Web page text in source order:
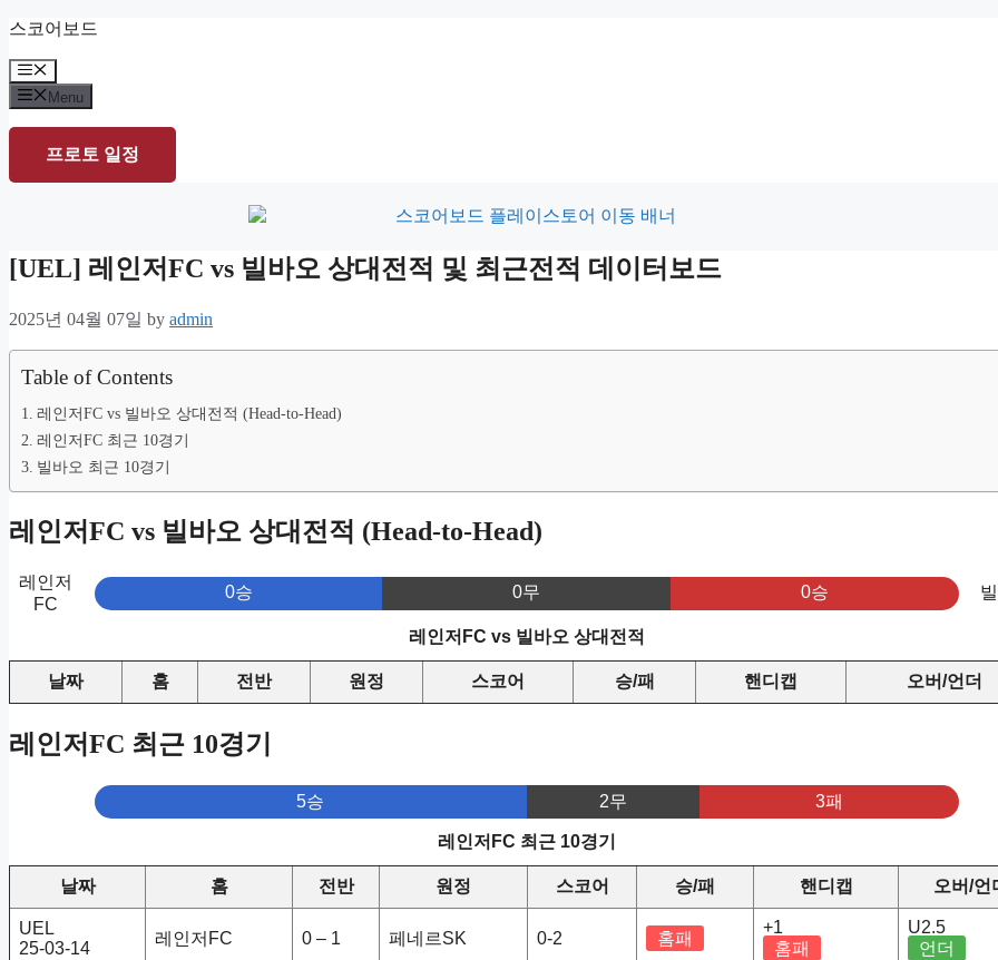
Skip
content
스코어보드
Menu
Menu
프로토 일정
[UEL] 레인저FC vs 빌바오 상대전적 및 최근전적 데이터보드
2025년 04월 07일 by admin
Table of Contents
레인저FC vs 빌바오 상대전적 (Head-to-Head)
레인저FC 최근 10경기
빌바오 최근 10경기
레인저FC vs 빌바오 상대전적 (Head-to-Head)
레인저
FC
0승 0무 0승
레인저FC vs 빌바오 상대전적
날짜 홈 전반 원정 스코어 승/패 핸디캡 오버/언더
레인저FC 최근 10경기
5승 2무 3패
레인저FC 최근 10경기
날짜 홈 전반 원정 스코어 승/패 핸디캡 오버/언
UEL
25-03-14
레인저FC 0 – 1 페네르SK 0-2 홈패
+1
홈패
U2.5
언더